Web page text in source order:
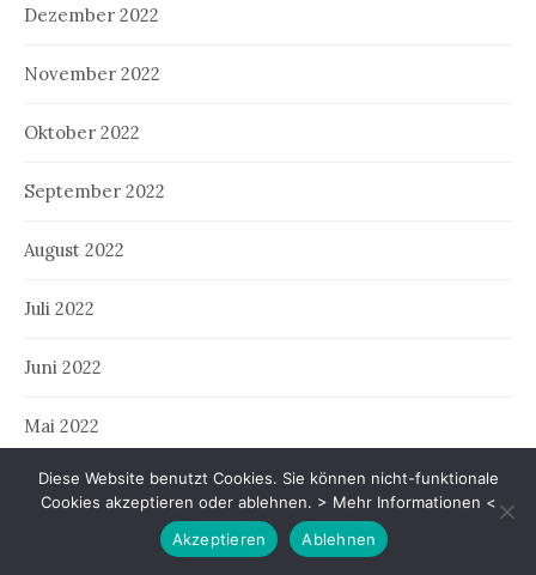
Dezember 2022
November 2022
Oktober 2022
September 2022
August 2022
Juli 2022
Juni 2022
Mai 2022
April 2022
Diese Website benutzt Cookies. Sie können nicht-funktionale
Cookies akzeptieren oder ablehnen. > Mehr Informationen <
Akzeptieren
Ablehnen